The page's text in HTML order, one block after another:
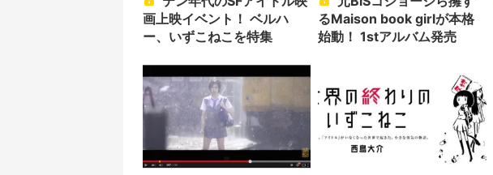
画上映イベント！ ベルハ
ー、いずこねこを特集
るMaison book girlが本格
始動！ 1stアルバム発売